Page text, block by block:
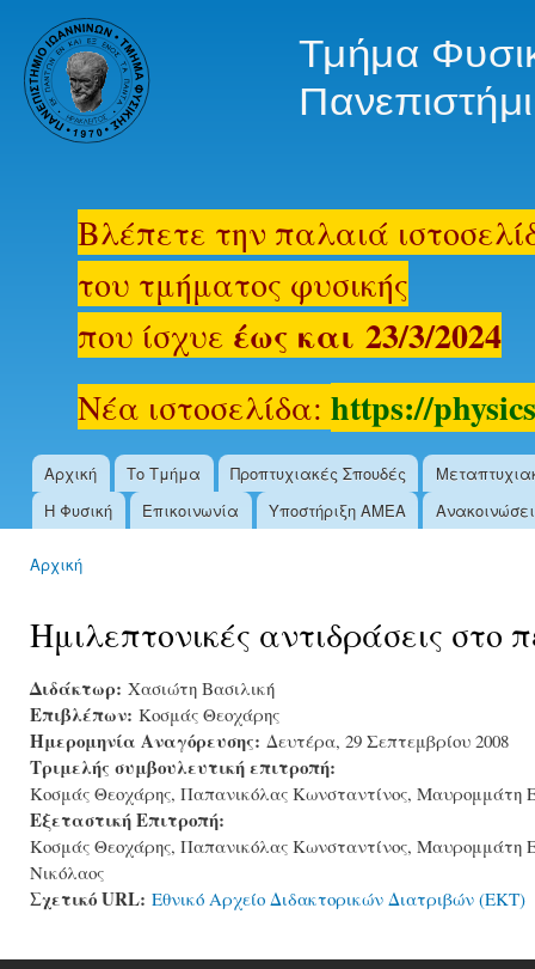
oldsite.physics.uoi.gr
Βλέπετε την παλαιά
του τμήματος φυσικής
που ίσχυε έως και 23/3/2024
Νέα ιστοσελίδα:https://
Main menu
Αρχική Το Τμήμα Προπτυχιακές Σπουδές
Η Φυσική
Επικοινωνία Υποστήριξη ΑΜΕΑ
Αρχική
Ημιλεπτονικές αντιδράσεις στο
Διδάκτωρ: Χασιώτη Βασιλική
Επιβλέπων: Κοσμάς Θεοχάρης
Ημερομηνία Αναγόρευσης: Δευτέρα, 29 Σεπτεμβρίου 2008
Τριμελής συμβουλευτική επιτροπή:
Κοσμάς Θεοχάρης, Παπανικόλας Κωνσταντίνος, Μαυρομμάτη
Εξεταστική Επιτροπή:
Κοσμάς Θεοχάρης, Παπανικόλας Κωνσταντίνος, Μαυρομμάτη
Νικόλαος
Σχετικό URL: Εθνικό Αρχείο Διδακτορικών Διατριβών (ΕΚΤ)